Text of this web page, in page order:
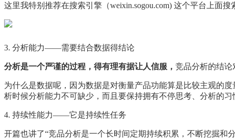
这里我特别推荐在搜索引擎（weixin.sogou.com) 这个平台上面
3. 分析能力——需要结合数据得结论
分析是一个严谨的过程，得有理有据让人信服， 竞品分析的结论
为什么是数据呢，因为数据是对衡量产品功能算是比较主观的
析时候分析能力不可缺少，而且要保持拥有不停思考、分析的习
4. 持续性能力——它是持续性任务
开篇也讲了“竞品分析是一个长时间定期持续积累，不断挖掘和